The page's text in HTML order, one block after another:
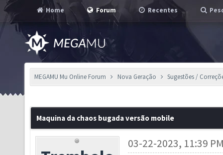
Home Forum Recentes
MEGAMU Mu Online Forum Nova Geração Sugestões /
Maquina da chaos bugada versão mobile
03-22-2023, 11:39